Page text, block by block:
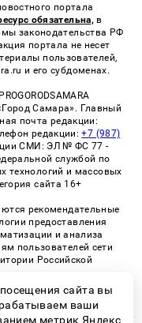
портала
обязательна, в
законодательства РФ
портала не несет
пользователей,
и его субдоменах.
Самара». Главный
почта редакции:
редакции:+7 (987)
СМИ: ЭЛ № ФС 77 -
службой по
технологий и массовых
сайта 16+
рекомендательные
предоставления
и анализа
пользователей сети
Российской
сети
«СМИ2» (PDF)
сайта вы
ваши
метрик Яндекс